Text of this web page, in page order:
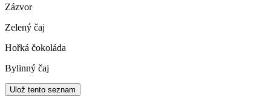
Zázvor
Zelený čaj
Hořká čokoláda
Bylinný čaj
Ulož tento seznam